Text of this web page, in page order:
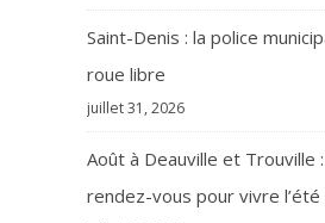
Saint-Denis : la police
roue libre
juillet 31, 2026
Août à Deauville et Trouville
rendez-vous pour vivre l’été